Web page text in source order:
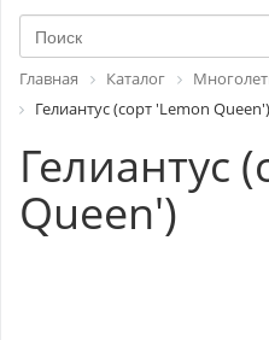
Главная Каталог
Гелиантус (сорт 'Lemon Queen')
Гелиантус
Queen')